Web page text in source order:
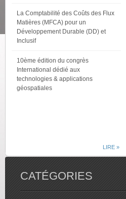
La Comptabilité des Coûts des Flux
Matières (MFCA) pour un
Développement Durable (DD) et
Inclusif
10ème édition du congrès
International dédié aux
technologies & applications
géospatiales
LIRE »
CATÉGORIES